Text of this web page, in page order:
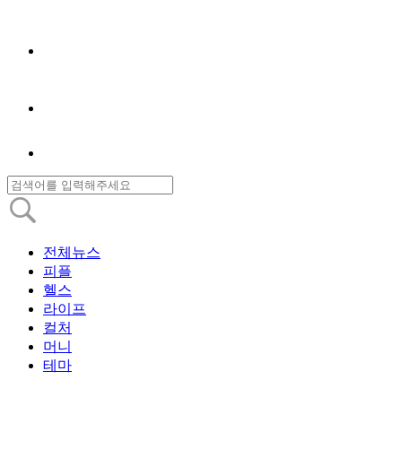
전체뉴스
피플
헬스
라이프
컬처
머니
테마